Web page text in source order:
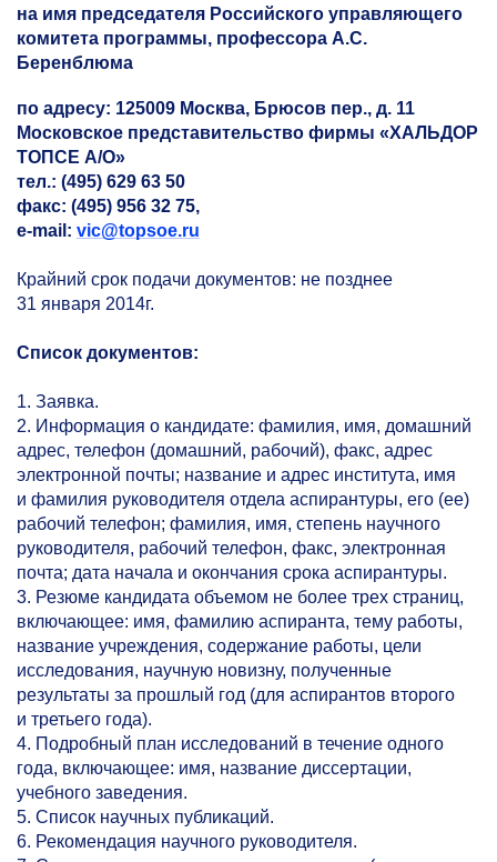
на имя председателя Российского управляющего
комитета программы, профессора А.С.
Беренблюмa
по адресу: 125009 Москва, Брюсов пер., д. 11
Московское представительство фирмы «ХАЛЬДОР
ТОПСЕ А/О»
тел.: (495) 629 63 50
факс: (495) 956 32 75,
е-mail: vic@topsoe.ru
Крайний срок подачи документов: не позднее
31 января 2014г.
Список документов:
1. Заявка.
2. Информация о кандидате: фамилия, имя, домашний
адрес, телефон (домашний, рабочий), факс, адрес
электронной почты; название и адрес института, имя
и фамилия руководителя отдела аспирантуры, его (ее)
рабочий телефон; фамилия, имя, степень научного
руководителя, рабочий телефон, факс, электронная
почта; дата начала и окончания срока аспирантуры.
3. Резюме кандидата объемом не более трех страниц,
включающее: имя, фамилию аспиранта, тему работы,
название учреждения, содержание работы, цели
исследования, научную новизну, полученные
результаты за прошлый год (для аспирантов второго
и третьего года).
4. Подробный план исследований в течение одного
года, включающее: имя, название диссертации,
учебного заведения.
5. Список научных публикаций.
6. Рекомендация научного руководителя.